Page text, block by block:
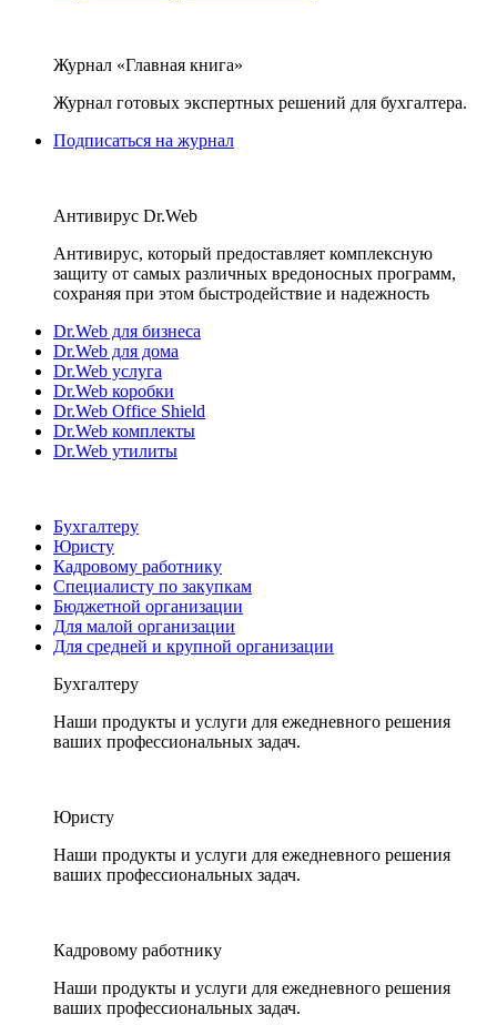
Журнал «Главная книга»
Журнал готовых экспертных решений для бухгалтера.
Подписаться на журнал
Антивирус Dr.Web
Антивирус, который предоставляет комплексную
защиту от самых различных вредоносных программ,
сохраняя при этом быстродействие и надежность
Dr.Web для бизнеса
Dr.Web для дома
Dr.Web услуга
Dr.Web коробки
Dr.Web Office Shield
Dr.Web комплекты
Dr.Web утилиты
Бухгалтеру
Юристу
Кадровому работнику
Специалисту по закупкам
Бюджетной организации
Для малой организации
Для средней и крупной организации
Бухгалтеру
Наши продукты и услуги для ежедневного решения
ваших профессиональных задач.
Юристу
Наши продукты и услуги для ежедневного решения
ваших профессиональных задач.
Кадровому работнику
Наши продукты и услуги для ежедневного решения
ваших профессиональных задач.